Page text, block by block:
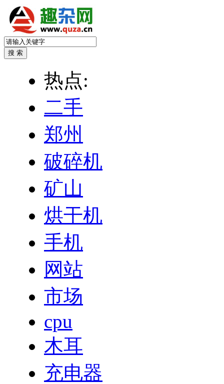
热点:
二手
郑州
破碎机
矿山
烘干机
手机
网站
市场
cpu
木耳
充电器